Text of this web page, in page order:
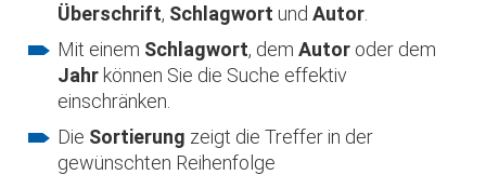
Überschrift, Schlagwort undAutor
Mit einem Schlagwort, demAutor oder dem
Jahr können Sie die Suche effektiv
einschränken.
Die Sortierung zeigt die Treffer in der
gewünschten Reihenfolge